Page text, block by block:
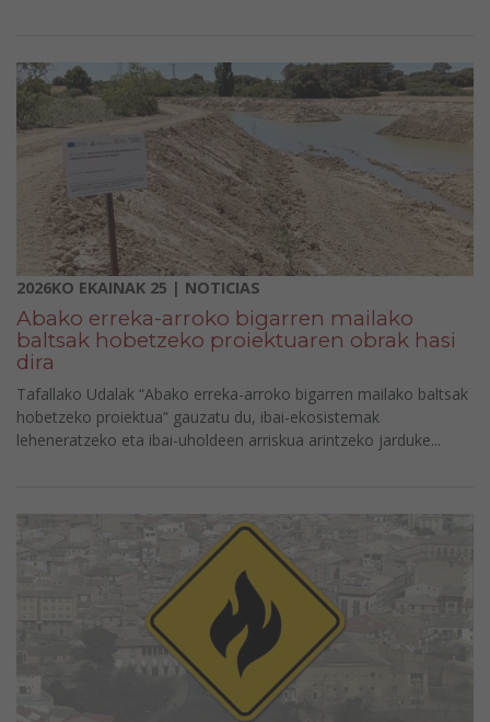
2026KO EKAINAK 25 | NOTICIAS
Abako erreka-arroko bigarren mailako
baltsak hobetzeko proiektuaren obrak hasi
dira
Tafallako Udalak “Abako erreka-arroko bigarren mailako baltsak
hobetzeko proiektua” gauzatu du, ibai-ekosistemak
leheneratzeko eta ibai-uholdeen arriskua arintzeko jarduke...